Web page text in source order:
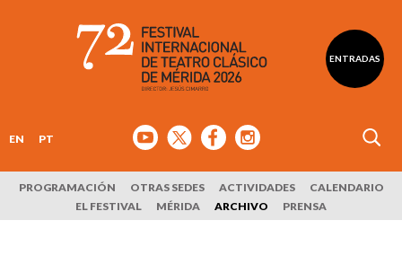
ENTRADAS
EN PT
PROGRAMACIÓN OTRAS SEDES ACTIVIDADES
CALENDARIO
EL FESTIVAL
MÉRIDA ARCHIVO PRENSA